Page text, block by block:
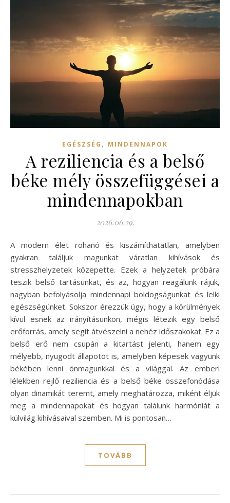
EGÉSZSÉG , MINDENNAPOK
A reziliencia és a belső
béke mély összefüggései a
mindennapokban
2026.06.29.
A modern élet rohanó és kiszámíthatatlan, amelyben
gyakran találjuk magunkat váratlan kihívások és
stresszhelyzetek közepette. Ezek a helyzetek próbára
teszik belső tartásunkat, és az, hogyan reagálunk rájuk,
nagyban befolyásolja mindennapi boldogságunkat és lelki
egészségünket. Sokszor érezzük úgy, hogy a körülmények
kívül esnek az irányításunkon, mégis létezik egy belső
erőforrás, amely segít átvészelni a nehéz időszakokat. Ez a
belső erő nem csupán a kitartást jelenti, hanem egy
mélyebb, nyugodt állapotot is, amelyben képesek vagyunk
békében lenni önmagunkkal és a világgal. Az emberi
lélekben rejlő reziliencia és a belső béke összefonódása
olyan dinamikát teremt, amely meghatározza, miként éljük
meg a mindennapokat és hogyan találunk harmóniát a
külvilág kihívásaival szemben. Mi is pontosan…
TOVÁBB